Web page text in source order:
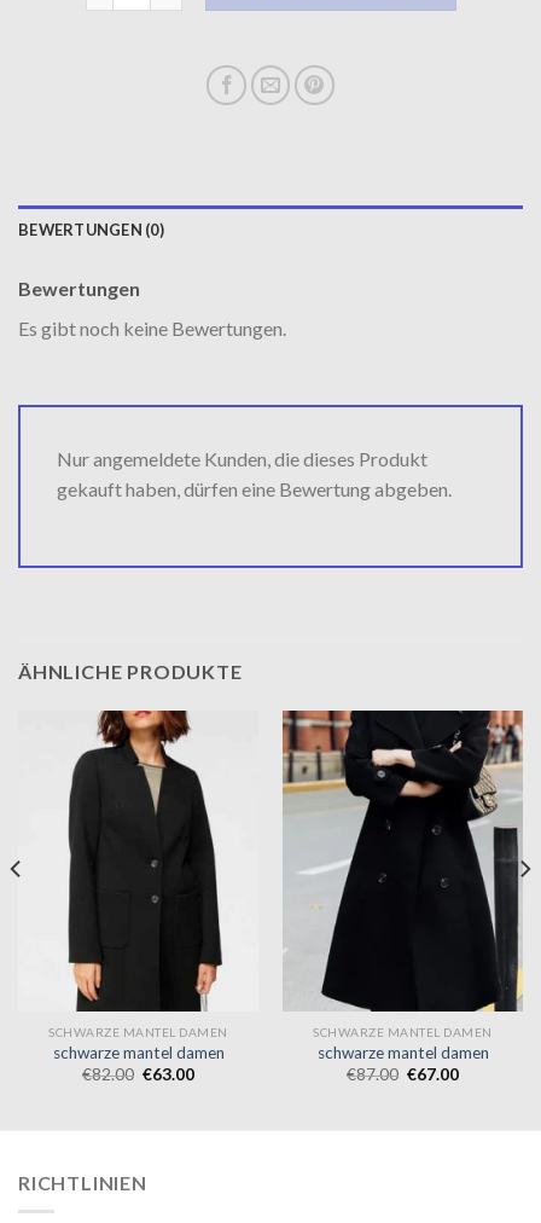
BEWERTUNGEN (0)
Bewertungen
Es gibt noch keine Bewertungen.
Nur angemeldete Kunden, die dieses Produkt
gekauft haben, dürfen eine Bewertung abgeben.
ÄHNLICHE PRODUKTE
SCHWARZE MANTEL DAMEN
schwarze mantel damen
€82.00 €63.00
SCHWARZE MANTEL DAMEN
schwarze mantel damen
€87.00 €67.00
RICHTLINIEN